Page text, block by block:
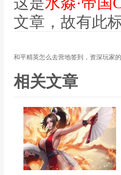
文章，故有此
和平精英怎么去营地签到，资深玩家
相关文章